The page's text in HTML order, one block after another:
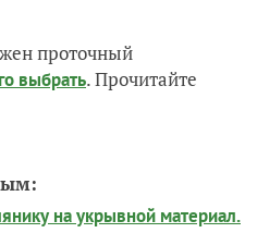
проточный
выбрать. Прочитайте
на укрывной материал.